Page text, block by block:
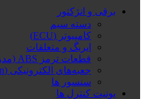
برقی و انژکتور
دسته سیم
کامپیوتر (ECU)
ایربگ و متعلقات
قطعات ترمز ABS (مدولاتور، سنسور و …)
جعبه‌های الکترونیکی (fn، fcm، bcm، ccn و …)
سنسور ها
یونیت کنترل ها